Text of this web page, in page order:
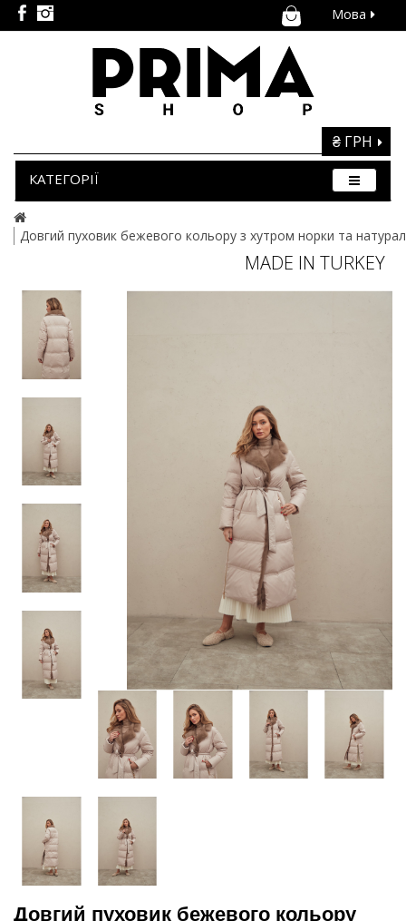
Мова
КАТЕГОРІЇ
₴ ГРН
Довгий пуховик бежевого кольору з хутром норки та
MADE IN TURKEY
Довгий пуховик бежевого кольору